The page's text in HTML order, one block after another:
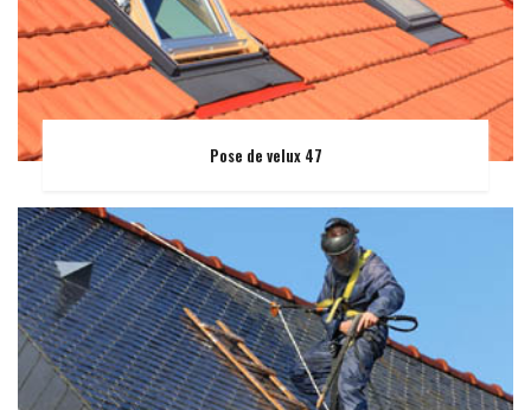
Pose de velux 47